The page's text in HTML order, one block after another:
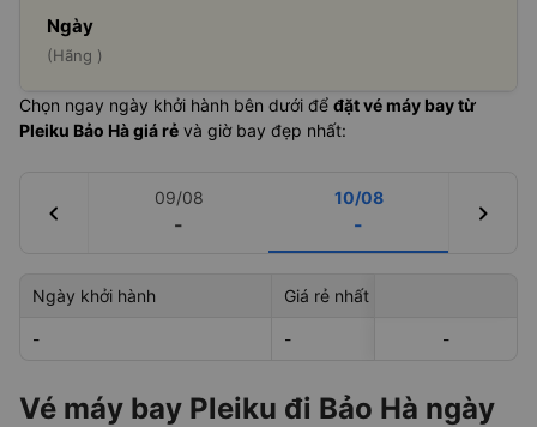
Ngày
(Hãng )
Chọn ngay ngày khởi hành bên dưới để đặt vé máy bay từ
Pleiku Bảo Hà giá rẻ và giờ bay đẹp nhất:
chevron_left
09/08
-
10/08
- chevron_right
Ngày khởi hành Giá rẻ nhất
- - -
-
Vé máy bay Pleiku đi Bảo Hà ngày